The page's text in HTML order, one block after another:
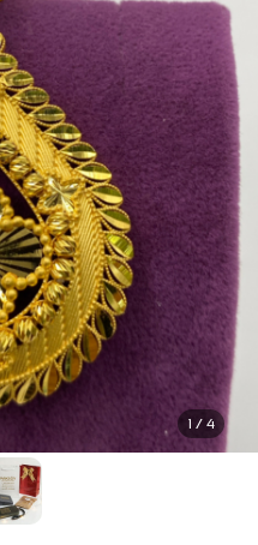
1 / 4